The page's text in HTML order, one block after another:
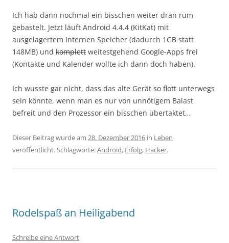
Ich hab dann nochmal ein bisschen weiter dran rum
gebastelt. Jetzt läuft Android 4.4.4 (KitKat) mit
ausgelagertem Internen Speicher (dadurch 1GB statt
148MB) und komplett weitestgehend Google-Apps frei
(Kontakte und Kalender wollte ich dann doch haben).
Ich wusste gar nicht, dass das alte Gerät so flott unterwegs
sein könnte, wenn man es nur von unnötigem Balast
befreit und den Prozessor ein bisschen übertaktet…
Dieser Beitrag wurde am 28. Dezember 2016 in Leben
veröffentlicht. Schlagworte:Android, Erfolg, Hacker.
Rodelspaß an Heiligabend
Schreibe eine Antwort